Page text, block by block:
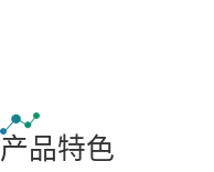
产品特色